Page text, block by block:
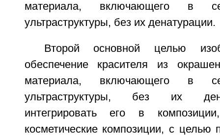
материала, включающего в
ультраструктуры, без их денатурации.
Второй основной целью
обеспечение красителя из
материала, включающего в
ультраструктуры, без их
интегрировать его в
косметические композиции, с целью